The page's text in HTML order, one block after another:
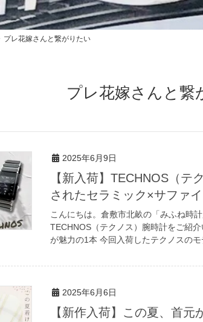
プレ花嫁さんと繋がりたい
プレ花嫁さんと繋
2025年6月9日
【新入荷】TECHNOS（テ
されたセラミック×サファ
こんにちは。倉敷市北畝の「みふね時
TECHNOS（テクノス）腕時計をご紹
が魅力の1本 今回入荷したテクノスの
2025年6月6日
【新作入荷】この夏、首